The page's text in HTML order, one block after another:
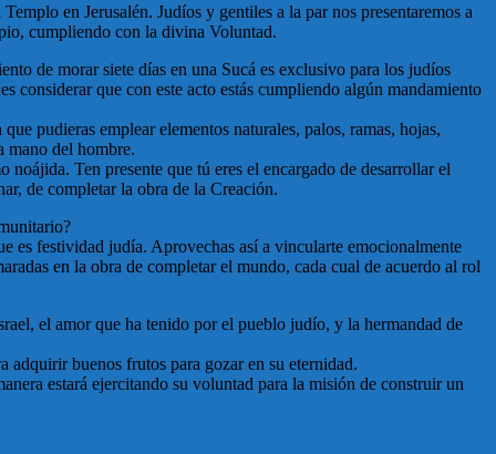
en Jerusalén. Judíos y gentiles a la par nos presentaremos a
cumpliendo con la divina Voluntad.
de morar siete días en una Sucá es exclusivo para los judíos
considerar que con este acto estás cumpliendo algún mandamiento
pudieras emplear elementos naturales, palos, ramas, hojas,
mano del hombre.
Ten presente que tú eres el encargado de desarrollar el
de completar la obra de la Creación.
es festividad judía. Aprovechas así a vincularte emocionalmente
en la obra de completar el mundo, cada cual de acuerdo al rol
el amor que ha tenido por el pueblo judío, y la hermandad de
adquirir buenos frutos para gozar en su eternidad.
estará ejercitando su voluntad para la misión de construir un